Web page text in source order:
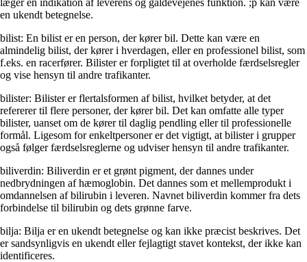
en ukendt betegnelse.
bilist: En bilist er en person, der kører bil. Dette kan være en
almindelig bilist, der kører i hverdagen, eller en professionel bilist, som
f.eks. en racerfører. Bilister er forpligtet til at overholde færdselsregler
og vise hensyn til andre trafikanter.
bilister: Bilister er flertalsformen af bilist, hvilket betyder, at det
refererer til flere personer, der kører bil. Det kan omfatte alle typer
bilister, uanset om de kører til daglig pendling eller til professionelle
formål. Ligesom for enkeltpersoner er det vigtigt, at bilister i grupper
også følger færdselsreglerne og udviser hensyn til andre trafikanter.
biliverdin: Biliverdin er et grønt pigment, der dannes under
nedbrydningen af hæmoglobin. Det dannes som et mellemprodukt i
omdannelsen af bilirubin i leveren. Navnet biliverdin kommer fra dets
forbindelse til bilirubin og dets grønne farve.
bilja: Bilja er en ukendt betegnelse og kan ikke præcist beskrives. Det
er sandsynligvis en ukendt eller fejlagtigt stavet kontekst, der ikke kan
identificeres.